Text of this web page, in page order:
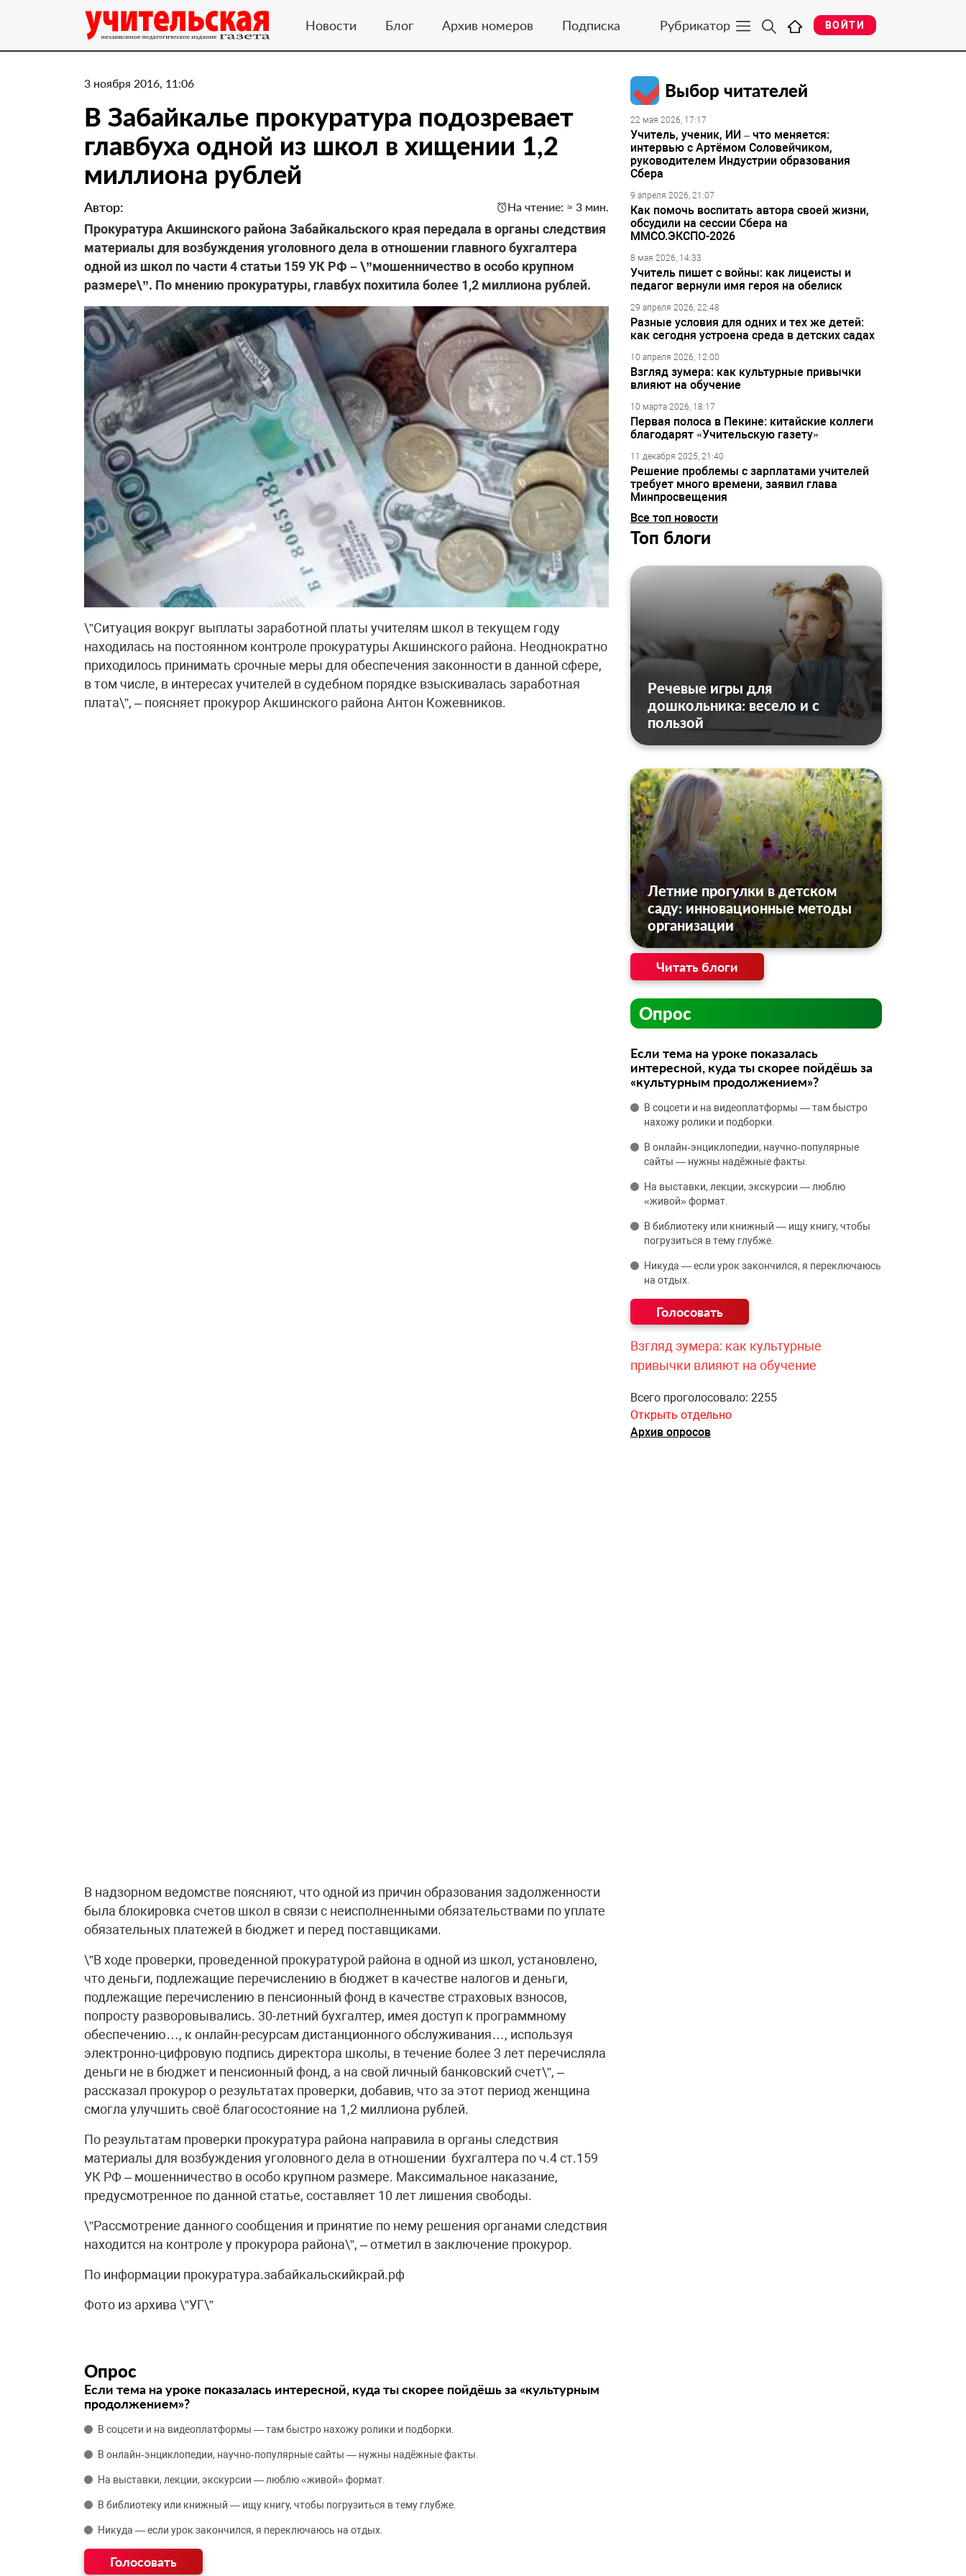
Новости Блог Архив номеров Подписка Рубрикатор ВОЙТИ
3 ноября 2016, 11:06
В Забайкалье прокуратура подозревает
главбуха одной из школ в хищении 1,2
миллиона рублей
Автор: На чтение: ≈ 3 мин.
Прокуратура Акшинского района Забайкальского края передала в органы следствия
материалы для возбуждения уголовного дела в отношении главного бухгалтера
одной из школ по части 4 статьи 159 УК РФ – \”мошенничество в особо крупном
размере\”. По мнению прокуратуры, главбух похитила более 1,2 миллиона рублей.
\”Ситуация вокруг выплаты заработной платы учителям школ в текущем году
находилась на постоянном контроле прокуратуры Акшинского района. Неоднократно
приходилось принимать срочные меры для обеспечения законности в данной сфере,
в том числе, в интересах учителей в судебном порядке взыскивалась заработная
плата\”, – поясняет прокурор Акшинского района Антон Кожевников.
В надзорном ведомстве поясняют, что одной из причин образования задолженности
была блокировка счетов школ в связи с неисполненными обязательствами по уплате
обязательных платежей в бюджет и перед поставщиками.
\”В ходе проверки, проведенной прокуратурой района в одной из школ, установлено,
что деньги, подлежащие перечислению в бюджет в качестве налогов и деньги,
подлежащие перечислению в пенсионный фонд в качестве страховых взносов,
попросту разворовывались. 30-летний бухгалтер, имея доступ к программному
обеспечению…, к онлайн-ресурсам дистанционного обслуживания…, используя
электронно-цифровую подпись директора школы, в течение более 3 лет перечисляла
деньги не в бюджет и пенсионный фонд, а на свой личный банковский счет\”, –
рассказал прокурор о результатах проверки, добавив, что за этот период женщина
смогла улучшить своё благосостояние на 1,2 миллиона рублей.
По результатам проверки прокуратура района направила в органы следствия
материалы для возбуждения уголовного дела в отношении бухгалтера по ч.4 ст.159
УК РФ – мошенничество в особо крупном размере. Максимальное наказание,
предусмотренное по данной статье, составляет 10 лет лишения свободы.
\”Рассмотрение данного сообщения и принятие по нему решения органами следствия
находится на контроле у прокурора района\”, – отметил в заключение прокурор.
По информации прокуратура.забайкальскийкрай.рф
Фото из архива \”УГ\”
Опрос
Если тема на уроке показалась интересной, куда ты скорее пойдёшь за «культурным
продолжением»?
В соцсети и на видеоплатформы — там быстро нахожу ролики и подборки.
В онлайн‑энциклопедии, научно‑популярные сайты — нужны надёжные факты.
На выставки, лекции, экскурсии — люблю «живой» формат.
В библиотеку или книжный — ищу книгу, чтобы погрузиться в тему глубже.
Никуда — если урок закончился, я переключаюсь на отдых.
Выбор читателей
22 мая 2026, 17:17
Учитель, ученик, ИИ – что меняется:
интервью с Артёмом Соловейчиком,
руководителем Индустрии образования
Сбера
9 апреля 2026, 21:07
Как помочь воспитать автора своей жизни,
обсудили на сессии Сбера на
ММСО.ЭКСПО-2026
8 мая 2026, 14:33
Учитель пишет с войны: как лицеисты и
педагог вернули имя героя на обелиск
29 апреля 2026, 22:48
Разные условия для одних и тех же детей:
как сегодня устроена среда в детских садах
10 апреля 2026, 12:00
Взгляд зумера: как культурные привычки
влияют на обучение
10 марта 2026, 18:17
Первая полоса в Пекине: китайские коллеги
благодарят «Учительскую газету»
11 декабря 2025, 21:40
Решение проблемы с зарплатами учителей
требует много времени, заявил глава
Минпросвещения
Все топ новости
Топ блоги
Речевые игры для
дошкольника: весело и с
пользой
Летние прогулки в детском
саду: инновационные методы
организации
Читать блоги
Опрос
Если тема на уроке показалась
интересной, куда ты скорее пойдёшь за
«культурным продолжением»?
В соцсети и на видеоплатформы — там быстро
нахожу ролики и подборки.
В онлайн‑энциклопедии, научно‑популярные
сайты — нужны надёжные факты.
На выставки, лекции, экскурсии — люблю
«живой» формат.
В библиотеку или книжный — ищу книгу, чтобы
погрузиться в тему глубже.
Никуда — если урок закончился, я переключаюсь
на отдых.
Взгляд зумера: как культурные
привычки влияют на обучение
Всего проголосовало: 2255
Открыть отдельно
Архив опросов